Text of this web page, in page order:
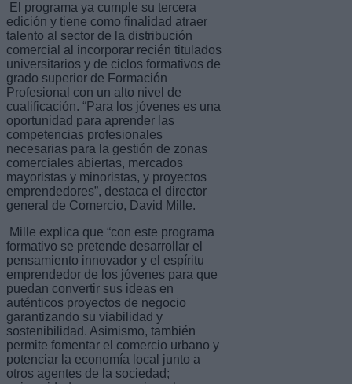
El programa ya cumple su tercera
edición y tiene como finalidad atraer
talento al sector de la distribución
comercial al incorporar recién titulados
universitarios y de ciclos formativos de
grado superior de Formación
Profesional con un alto nivel de
cualificación. “Para los jóvenes es una
oportunidad para aprender las
competencias profesionales
necesarias para la gestión de zonas
comerciales abiertas, mercados
mayoristas y minoristas, y proyectos
emprendedores”, destaca el director
general de Comercio, David Mille.
Mille explica que “con este programa
formativo se pretende desarrollar el
pensamiento innovador y el espíritu
emprendedor de los jóvenes para que
puedan convertir sus ideas en
auténticos proyectos de negocio
garantizando su viabilidad y
sostenibilidad. Asimismo, también
permite fomentar el comercio urbano y
potenciar la economía local junto a
otros agentes de la sociedad;